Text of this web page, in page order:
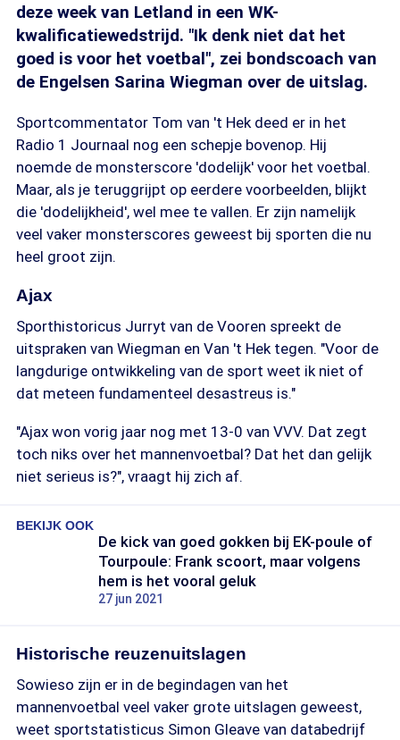
deze week van Letland in een WK-
kwalificatiewedstrijd. "Ik denk niet dat het
goed is voor het voetbal", zei bondscoach van
de Engelsen Sarina Wiegman over de uitslag.
Sportcommentator Tom van 't Hek deed er in het
Radio 1 Journaal nog een schepje bovenop. Hij
noemde de monsterscore 'dodelijk' voor het voetbal.
Maar, als je teruggrijpt op eerdere voorbeelden, blijkt
die 'dodelijkheid', wel mee te vallen. Er zijn namelijk
veel vaker monsterscores geweest bij sporten die nu
heel groot zijn.
Ajax
Sporthistoricus Jurryt van de Vooren spreekt de
uitspraken van Wiegman en Van 't Hek tegen. "Voor de
langdurige ontwikkeling van de sport weet ik niet of
dat meteen fundamenteel desastreus is."
"Ajax won vorig jaar nog met 13-0 van VVV. Dat zegt
toch niks over het mannenvoetbal? Dat het dan gelijk
niet serieus is?", vraagt hij zich af.
BEKIJK OOK
De kick van goed gokken bij EK-poule of
Tourpoule: Frank scoort, maar volgens
hem is het vooral geluk
27 jun 2021
Historische reuzenuitslagen
Sowieso zijn er in de begindagen van het
mannenvoetbal veel vaker grote uitslagen geweest,
weet sportstatisticus Simon Gleave van databedrijf